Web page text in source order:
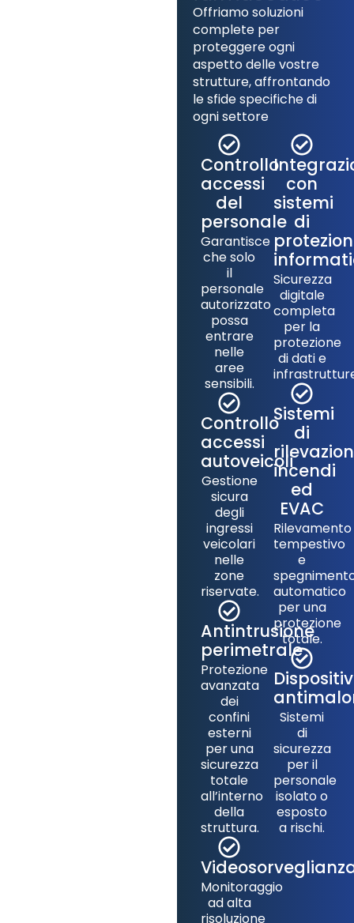
Offriamo soluzioni
complete per
proteggere ogni
aspetto delle vostre
strutture, affrontando
le sfide specifiche di
ogni settore
Controllo
accessi
del
personale
Garantisce
che solo
il
personale
autorizzato
possa
entrare
nelle
aree
sensibili.
Controllo
accessi
autoveicoli
Gestione
sicura
degli
ingressi
veicolari
nelle
zone
riservate.
Antintrusione
perimetrale
Protezione
avanzata
dei
confini
esterni
per una
sicurezza
totale
all’interno
della
struttura.
Monitoraggio
ad alta
risoluzione
con
sistemi
di
Sicurezza
digitale
completa
per la
protezione
di dati e
Sistemi
di
incendi
ed
EVAC
Rilevamento
tempestivo
e
automatico
per una
protezione
totale.
Sistemi
di
sicurezza
per il
personale
isolato o
esposto
a rischi.